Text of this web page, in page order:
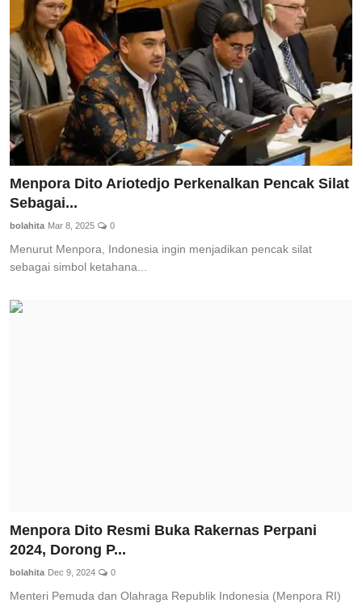
Menpora Dito Ariotedjo Perkenalkan Pencak Silat
Sebagai...
bolahita Mar 8, 2025 0
Menurut Menpora, Indonesia ingin menjadikan pencak silat
sebagai simbol ketahana...
Menpora Dito Resmi Buka Rakernas Perpani
2024, Dorong P...
bolahita Dec 9, 2024 0
Menteri Pemuda dan Olahraga Republik Indonesia (Menpora RI)